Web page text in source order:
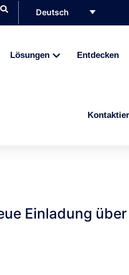
Deutsch
Lösungen Entdecken
Einladung